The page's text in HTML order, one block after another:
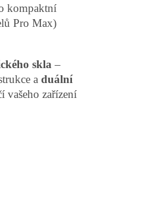
kompaktní
Pro Max)
skla –
a duální
vašeho zařízení